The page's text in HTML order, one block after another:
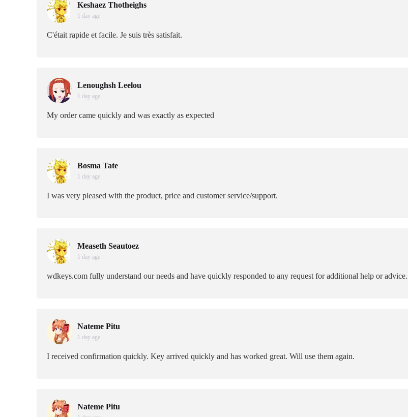
Keshaez Thotheighs
1 day age
C'était rapide et facile. Je suis très satisfait.
Lenoughsh Leelou
1 day age
My order came quickly and was exactly as expected
Bosma Tate
1 day age
I was very pleased with the product, price and customer service/support.
Measeth Seautoez
1 day age
wdkeys.com fully understand our needs and have quickly responded to any request for additional help or advice.
Nateme Pitu
1 day age
I received confirmation quickly. Key arrived quickly and has worked great. Will use them again.
Nateme Pitu